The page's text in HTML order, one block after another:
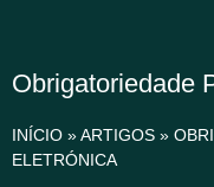
Obrigatoriedade
INÍCIO »ARTIGOS »
ELETRÓNICA